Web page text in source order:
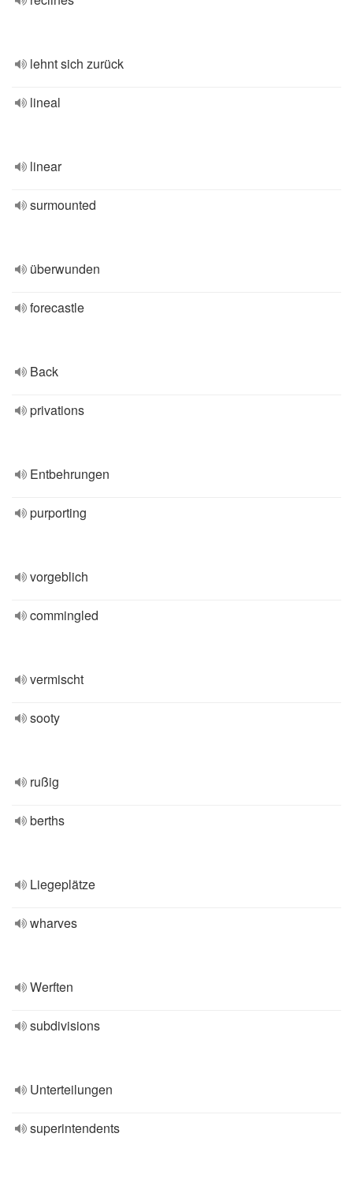
lehnt sich zurück
lineal
linear
surmounted
überwunden
forecastle
Back
privations
Entbehrungen
purporting
vorgeblich
commingled
vermischt
sooty
rußig
berths
Liegeplätze
wharves
Werften
subdivisions
Unterteilungen
superintendents